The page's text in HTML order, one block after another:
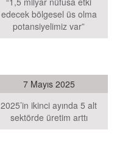
edecek bölgesel üs olma
potansiyelimiz var”
7 Mayıs 2025
2025’in ikinci ayında 5 alt
sektörde üretim arttı